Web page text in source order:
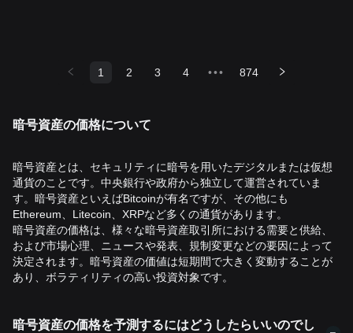
1 2 3 4 ••• 874
暗号資産の価格について
暗号資産とは、セキュリティに暗号を用いたデジタルまたは仮想
通貨のことです。中央銀行や政府から独立して運営されていま
す。暗号資産といえばBitcoinが有名ですが、その他にも
Ethereum、Litecoin、XRPなど多くの通貨があります。
暗号資産の価格は、様々な暗号資産取引所における需要と供給、
および市場心理、ニュースや発表、規制変更などの要因によって
決定されます。暗号資産の価値は短期間で大きく変動することが
あり、ボラティリティの高い投資対象です。
暗号資産の価格を予測するにはどうしたらいいのでし